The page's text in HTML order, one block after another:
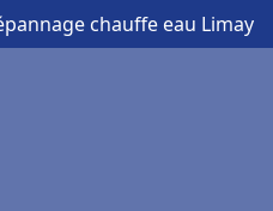
chauffe eau Limay